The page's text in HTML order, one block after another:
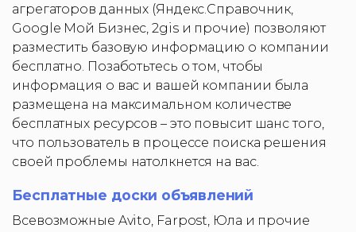
агрегаторов данных (Яндекс.Справочник,
Google Мой Бизнес, 2gis и прочие) позволяют
разместить базовую информацию о компании
бесплатно. Позаботьтесь о том, чтобы
информация о вас и вашей компании была
размещена на максимальном количестве
бесплатных ресурсов – это повысит шанс того,
что пользователь в процессе поиска решения
своей проблемы натолкнется на вас.
Бесплатные доски объявлений
Всевозможные Avito, Farpost, Юла и прочие